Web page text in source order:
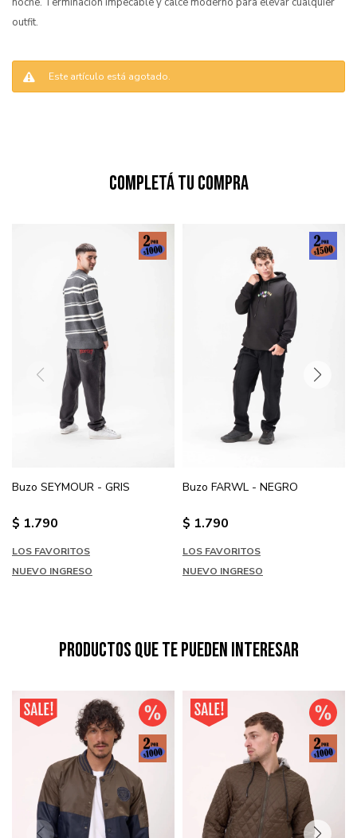
outfit.
Este artículo está agotado.
Completá tu compra
Buzo SEYMOUR - GRIS
$ 1.790
LOS FAVORITOS
NUEVO INGRESO
Buzo FARWL - NEGRO
$ 1.790
LOS FAVORITOS
NUEVO INGRESO
Productos que te pueden interesar